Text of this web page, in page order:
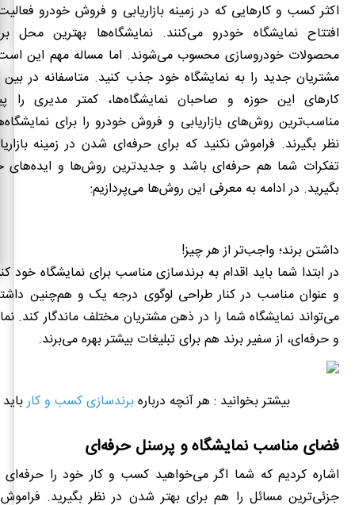
اکثر کسب ‌و کارهایی که در زمینه بازاریابی و فروش خودرو فعالیت
افتتاح نمایشگاه خودرو می‌کنند. نمایشگاه‌ها بهترین محل
محصولات خودروسازی محسوب می‌شوند. اما مساله مهم این
مشتریان جدید را به نمایشگاه خود جذب کنید. متاسفانه در
کارهای این حوزه و صاحبان نمایشگاه‌‌ها، کمتر مدیری را
مناسب‌ترین روش‌های بازاریابی و فروش خودرو را برای
نظر بگیرند. فراموش نکنید که برای حرفه‌ای شدن در زمینه
تفکرات شما هم حرفه‌ای باشد و جدیدترین روش‌ها و ایده‌های
بگیرید. در ادامه به معرفی این روش‌ها می‌پردازیم:
داشتن برند؛ واجب‌تر از هر چیز!
در ابتدا شما باید اقدام به برندسازی مناسب برای نمایشگاه خود
و عنوان مناسب در کنار طراحی لوگوی درجه یک و هم‌چنین
می‌تواند نمایشگاه شما را در ذهن مشتریان مختلف ماندگار کند.
و حرفه‌ای، از سفیر برند هم برای تبلیغات بیشتر بهره می‌برند.
بیشتر بخوانید : هر آنچه دربارهبرندسازی کسب و کارباید
فضای مناسب نمایشگاه و پرسنل حرفه‌ای
اشاره کردیم که شما اگر می‌خواهید کسب‌ و کار خود را حرفه‌ای
جزئی‌ترین مسائل را هم برای بهتر شدن در نظر بگیرید.